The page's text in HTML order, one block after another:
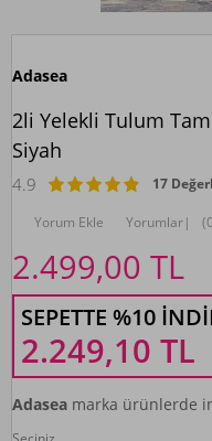
Adasea
2li Yelekli Tulum
Siyah
4.9 17
Yorum Ekle Yorumlar|
2.499,00 TL
SEPETTE %10
2.249,10 TL
Adasea marka ürünlerde